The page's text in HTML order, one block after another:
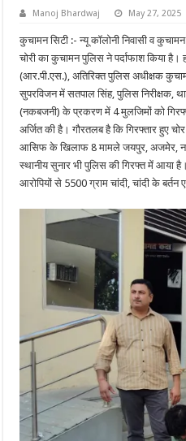
Manoj Bhardwaj May 27, 2025
कुचामन सिटी :- न्यू कॉलोनी निवासी व
चोरी का कुचामन पुलिस ने पर्दाफाश किया
(आर.पी.एस.), अतिरिक्त पुलिस अधीक्षक
सुपरविजन में सतपाल सिंह, पुलिस निरीक्षक,
(नकबजनी) के प्रकरण में 4 मुलजिमों को
अर्जित की है। गौरतलब है कि गिरफ्तार हुए
आसिफ के खिलाफ 8 मामले जयपुर, अजमेर,
स्थानीय सुनार भी पुलिस की गिरफ्त में आया
आरोपियों से 5500 ग्राम चांदी, चांदी के बर्तन